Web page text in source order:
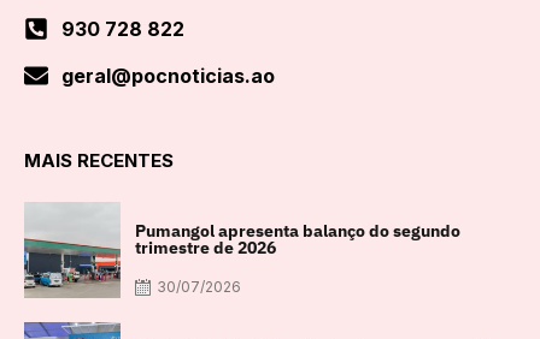
930 728 822
geral@pocnoticias.ao
MAIS RECENTES
Pumangol apresenta balanço do segundo
trimestre de 2026
30/07/2026